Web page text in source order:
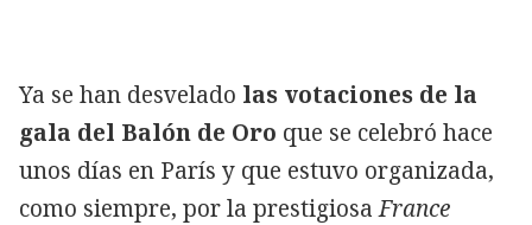
Ya se han desvelado las votaciones de la
gala del Balón de Oro que se celebró hace
unos días en París y que estuvo organizada,
como siempre, por la prestigiosaFrance